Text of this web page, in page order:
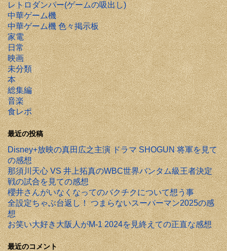
レトロダンパー(ゲームの吸出し)
中華ゲーム機
中華ゲーム機 色々掲示板
家電
日常
映画
未分類
本
総集編
音楽
食レポ
最近の投稿
Disney+放映の真田広之主演 ドラマ SHOGUN 将軍を見て
の感想
那須川天心 VS 井上拓真のWBC世界バンタム級王者決定
戦の試合を見ての感想
櫻井さんがいなくなってのバクチクについて想う事
全設定ちゃぶ台返し！ つまらないスーパーマン2025の感
想
お笑い大好き大阪人がM-1 2024を見終えての正直な感想
最近のコメント